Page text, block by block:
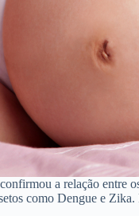
a relação entre
como Dengue e